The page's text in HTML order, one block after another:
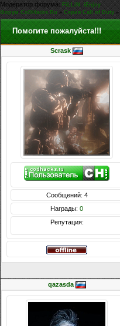
Модератор форума: FiLLiN,iEnjoy
Форум CoDHacks.Ru » Серия Call of Duty »
Помогите пожалуйста!!!
Scrask
Сообщений: 4
Награды: 0
Репутация:
qazasda